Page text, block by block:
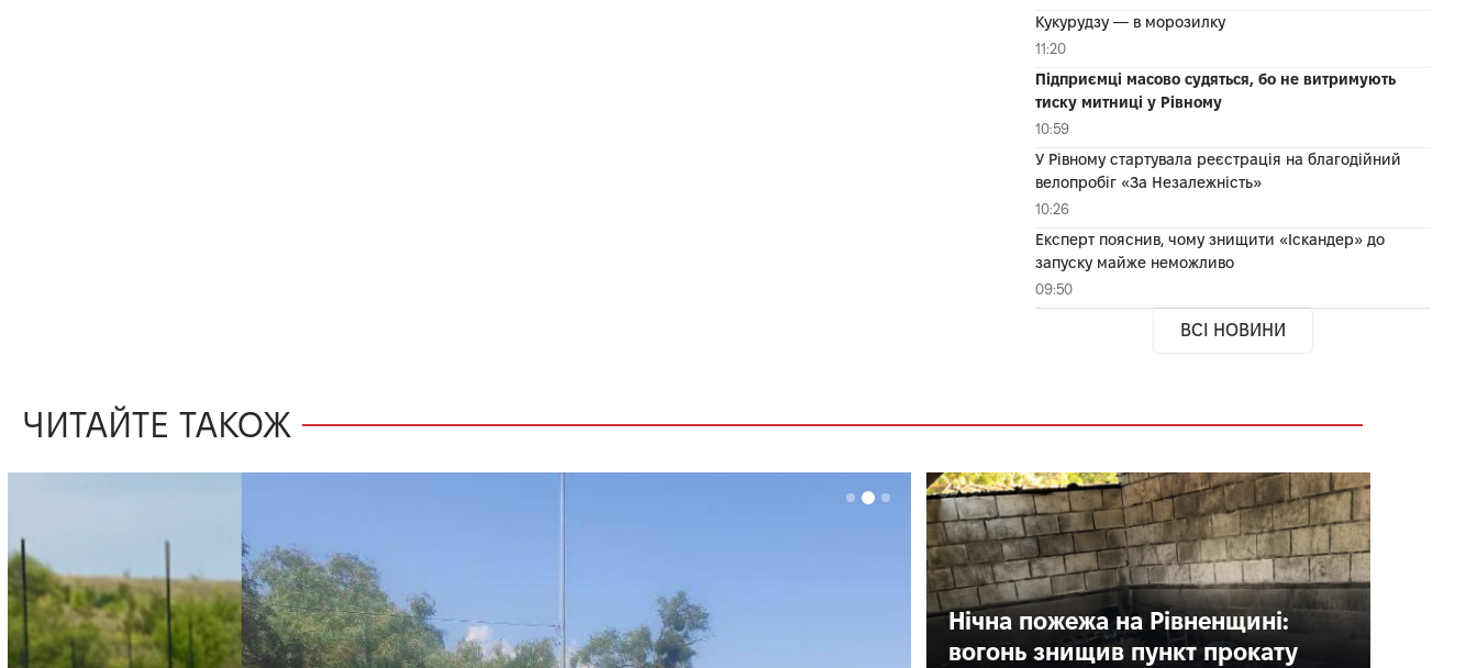
Кукурудзу — в морозилку
11:20
Підприємці масово судяться, бо не витримують
тиску митниці у Рівному
10:59
У Рівному стартувала реєстрація на благодійний
велопробіг «За Незалежність»
10:26
Експерт пояснив, чому знищити «Іскандер» до
запуску майже неможливо
09:50
ВСІ НОВИНИ
ЧИТАЙТЕ ТАКОЖ
Нічна пожежа на Рівненщині:
вогонь знищив пункт прокату